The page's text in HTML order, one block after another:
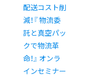
配送コスト削
減！『 物流委
託と真空パッ
クで物流革
命！』 オンラ
インセミナー